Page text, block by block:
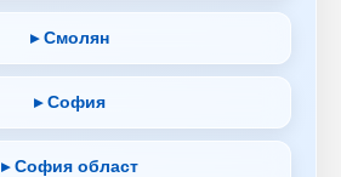
▸ Смолян
▸ София
▸ София област